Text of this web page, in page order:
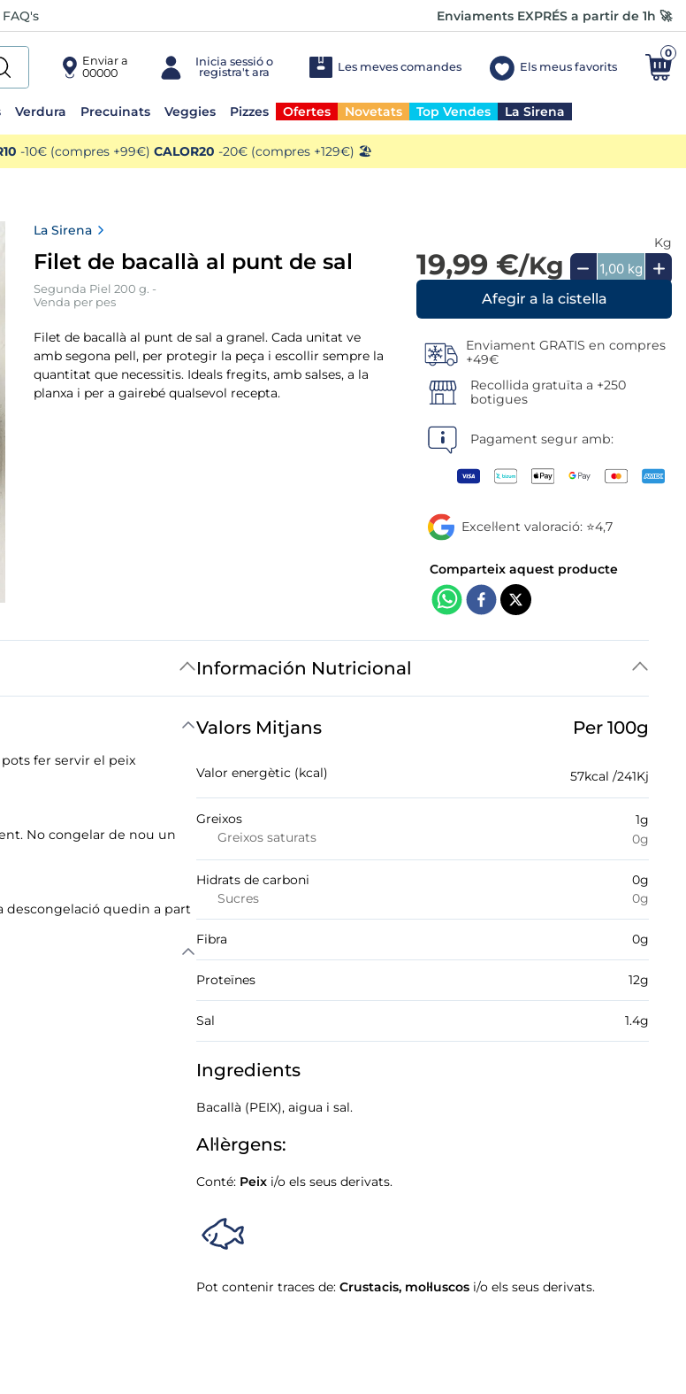
FAQ's Enviaments EXPRÉS a partir de 1h 🚀
Enviar a
00000
Les meves comandes Els meus favorits
0
Verdura Precuinats Veggies Pizzes Ofertes Novetats Top Vendes La Sirena
-10€ (compres +99€) CALOR20 -20€ (compres +129€) 🏖️
La Sirena
Filet de bacallà al punt de sal
Segunda Piel 200 g. -
Venda per pes
Filet de bacallà al punt de sal a granel. Cada unitat ve
amb segona pell, per protegir la peça i escollir sempre la
quantitat que necessitis. Ideals fregits, amb salses, a la
planxa i per a gairebé qualsevol recepta.
19,99 €/Kg
Kg
Enviament GRATIS en compres
+49€
Recollida gratuïta a +250
botigues
Pagament segur amb:
Excel·lent valoració: ⭐4,7
fer servir el peix
No congelar de nou un
descongelació quedin a part
Información Nutricional
Valors Mitjans Per 100g
Valor energètic (kcal) 57kcal /241Kj
Greixos
Greixos saturats
1g
0g
Hidrats de carboni
Sucres
0g
0g
Fibra 0g
Proteïnes 12g
Sal 1.4g
Ingredients
Bacallà (PEIX), aigua i sal.
Al·lèrgens:
Conté: Peix i/o els seus derivats.
Pot contenir traces de: Crustacis, mol·luscos i/o els seus derivats.